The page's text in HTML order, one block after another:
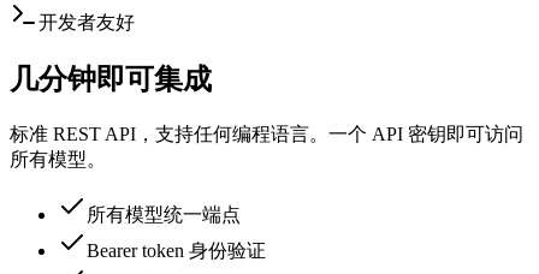
开发者友好
几分钟即可集成
标准 REST API，支持任何编程语言。一个 API 密钥即可访问
所有模型。
所有模型统一端点
Bearer token 身份验证